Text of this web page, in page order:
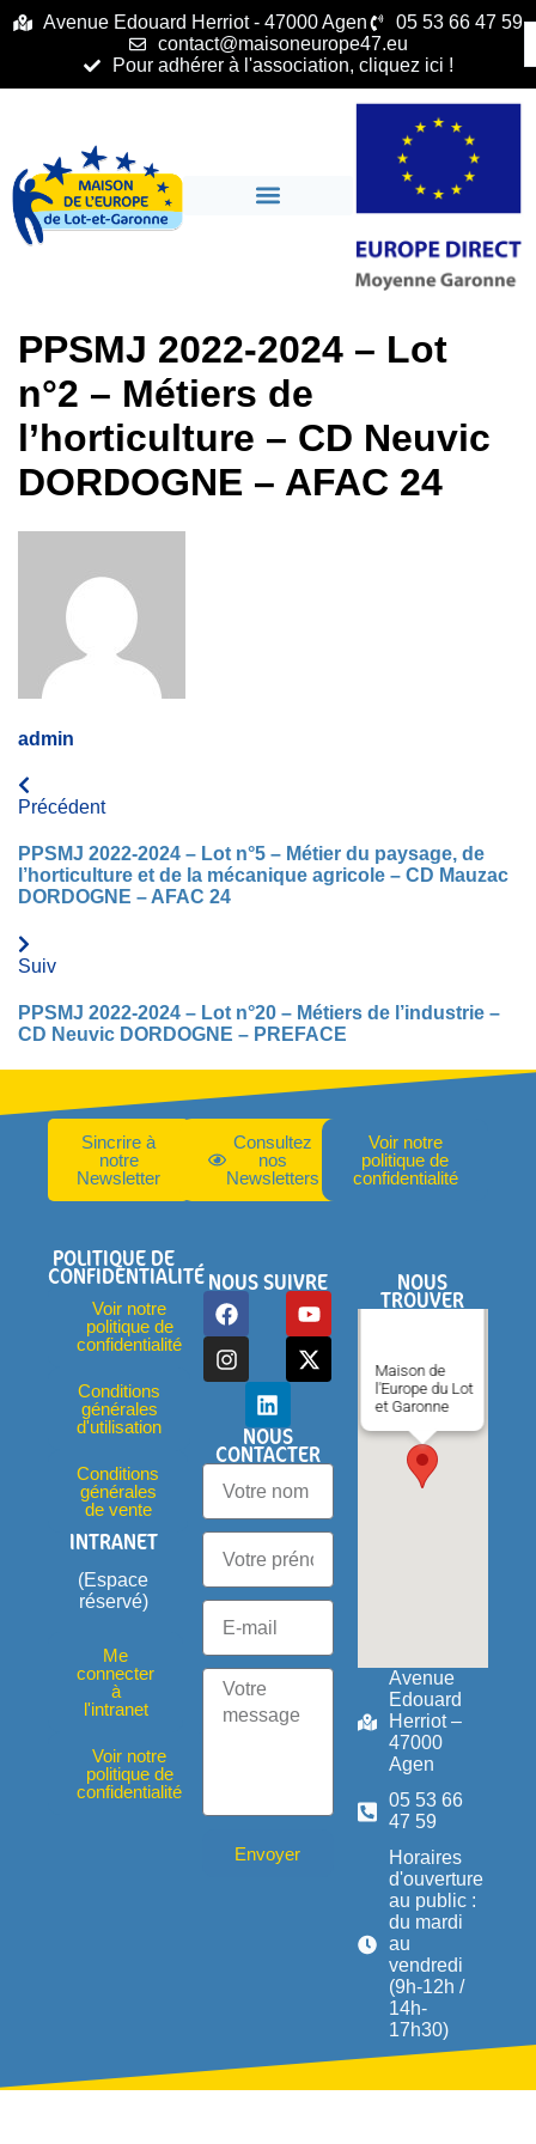
principalAvenue Edouard Herriot - 47000 Agen
05 53 66 47 59
contact@maisoneurope47.eu
Pour adhérer à l'association, cliquez ici !
PPSMJ 2022-2024 – Lot
n°2 – Métiers de
l’horticulture – CD Neuvic
DORDOGNE – AFAC 24
admin
Précédent
PPSMJ 2022-2024 – Lot n°5 – Métier du paysage, de
l’horticulture et de la mécanique agricole – CD Mauzac
DORDOGNE – AFAC 24
Suiv
PPSMJ 2022-2024 – Lot n°20 – Métiers de l’industrie –
CD Neuvic DORDOGNE – PREFACE
Sincrire à
notre
Newsletter
Consultez
nos
Newsletters
Voir notre
politique de
confidentialité
POLITIQUE DE
CONFIDENTIALITÉ
Voir notre
politique de
confidentialité
Conditions
générales
d'utilisation
Conditions
générales
de vente
INTRANET
(Espace
réservé)
Me
connecter
à
l'intranet
Voir notre
politique de
confidentialité
NOUS SUIVRE
NOUS
CONTACTER
Envoyer
NOUS
TROUVER
Maison de
l'Europe du Lot
et Garonne
Avenue
Edouard
Herriot –
47000
Agen
05 53 66
47 59
Horaires
d'ouverture
au public :
du mardi
au
vendredi
(9h-12h /
14h-
17h30)